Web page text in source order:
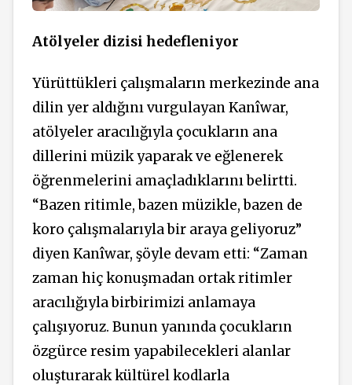
Atölyeler dizisi hedefleniyor
Yürüttükleri çalışmaların merkezinde ana
dilin yer aldığını vurgulayan Kanîwar,
atölyeler aracılığıyla çocukların ana
dillerini müzik yaparak ve eğlenerek
öğrenmelerini amaçladıklarını belirtti.
“Bazen ritimle, bazen müzikle, bazen de
koro çalışmalarıyla bir araya geliyoruz”
diyen Kanîwar, şöyle devam etti: “Zaman
zaman hiç konuşmadan ortak ritimler
aracılığıyla birbirimizi anlamaya
çalışıyoruz. Bunun yanında çocukların
özgürce resim yapabilecekleri alanlar
oluşturarak kültürel kodlarla